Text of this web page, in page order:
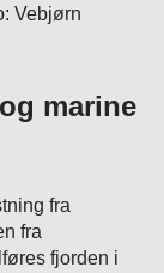
Vebjørn
marine
fra
fra
fjorden i